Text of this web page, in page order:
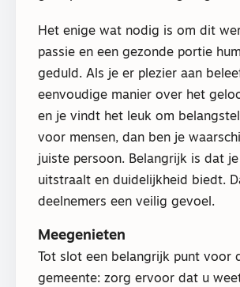
Het enige wat nodig is om dit
passie en een gezonde portie
geduld. Als je er plezier aan
eenvoudige manier over het
en je vindt het leuk om
voor mensen, dan ben je
juiste persoon. Belangrijk is dat
uitstraalt en duidelijkheid biedt.
deelnemers een veilig gevoel.
Meegenieten
Tot slot een belangrijk punt voor
gemeente: zorg ervoor dat u